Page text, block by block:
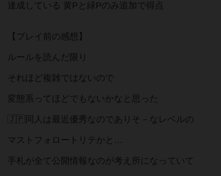
達成している 黄Pと緑Pのみ追加で得点
【プレイ前の感想】
ルールを読んだ限り
それほど複雑ではないので
変態系ってほどでもないかなと思った
🇯🇵同人は最近優秀なのでありそ－なレベルの
マストフォロートリテかと…
手札が全て公開情報なのが考え所になっていて